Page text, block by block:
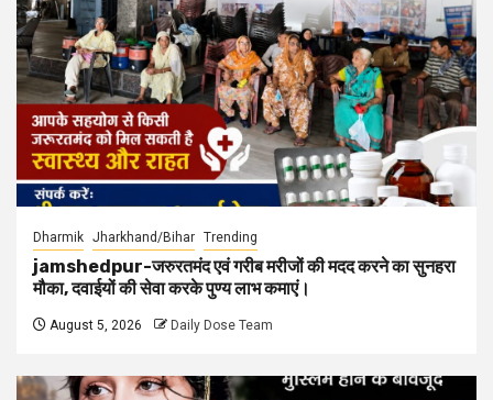
Dharmik Jharkhand/Bihar Trending
jamshedpur-जरुरतमंद एवं गरीब मरीजों की मदद करने का सुनहरा
मौका, दवाईयों की सेवा करके पुण्य लाभ कमाएं।
August 5, 2026 Daily Dose Team